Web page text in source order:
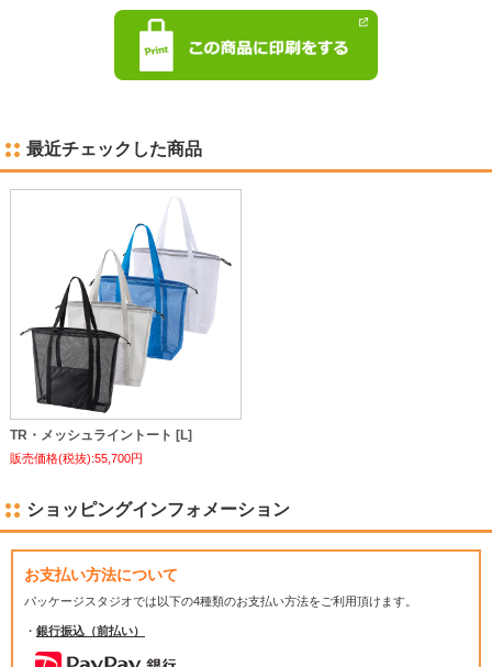
最近チェックした商品
TR・メッシュライントート [L]
販売価格(税抜):55,700円
ショッピングインフォメーション
お支払い方法について
パッケージスタジオでは以下の4種類のお支払い方法をご利用頂けます。
・ 銀行振込（前払い）